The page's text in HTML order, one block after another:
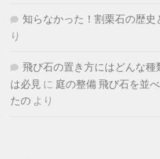
知らなかった！割栗石の歴史
り
飛び石の置き方にはどんな
は必見 に 庭の整備 飛び石を並
たの より